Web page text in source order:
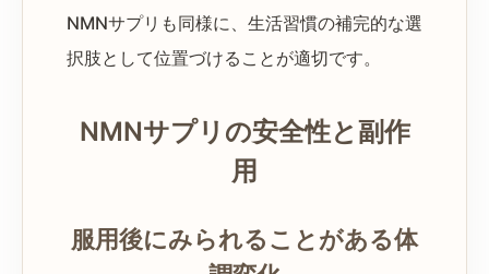
NMNサプリも同様に、生活習慣の補完的な選
択肢として位置づけることが適切です。
NMNサプリの安全性と副作
用
服用後にみられることがある体